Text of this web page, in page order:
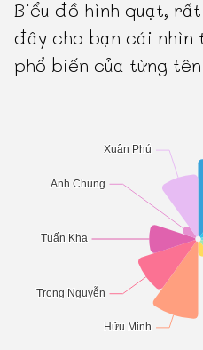
Biểu đồ hình quạt,
đây cho bạn cái nhìn
phổ biến của từng